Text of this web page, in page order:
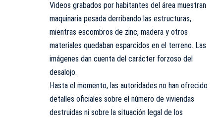
Videos grabados por habitantes del área muestran
maquinaria pesada derribando las estructuras,
mientras escombros de zinc, madera y otros
materiales quedaban esparcidos en el terreno. Las
imágenes dan cuenta del carácter forzoso del
desalojo.
Hasta el momento, las autoridades no han ofrecido
detalles oficiales sobre el número de viviendas
destruidas ni sobre la situación legal de los